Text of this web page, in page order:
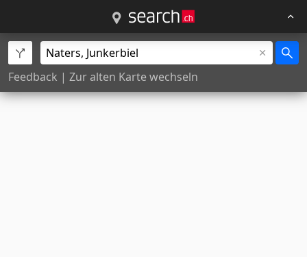
Feedback | Zur alten Karte wechseln